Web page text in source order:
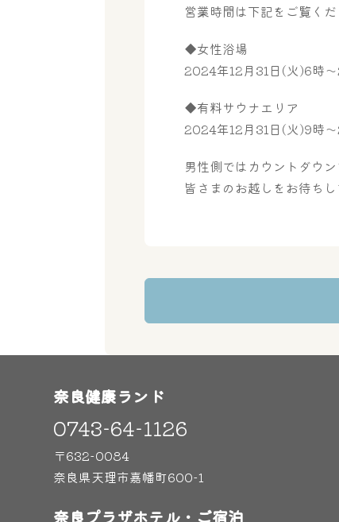
営業時間は下記をご覧くだ
◆女性浴場
2024年12月31日(火)6時
◆有料サウナエリア
2024年12月31日(火)9時
男性側ではカウントダウ
皆さまのお越しをお待ち
奈良健康ランド
0743-64-1126
〒632-0084
奈良県天理市嘉幡町600-1
奈良プラザホテル・ご宿泊